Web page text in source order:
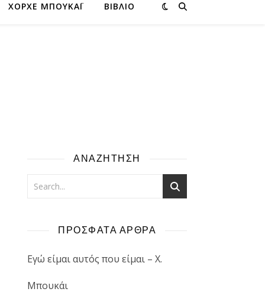
ΧΌΡΧΕ ΜΠΟΥΚΆΙ ΒΙΒΛΊΟ
ΑΝΑΖΗΤΗΣΗ
ΠΡΟΣΦΑΤΑ ΑΡΘΡΑ
Εγώ είμαι αυτός που είμαι – Χ.
Μπουκάι